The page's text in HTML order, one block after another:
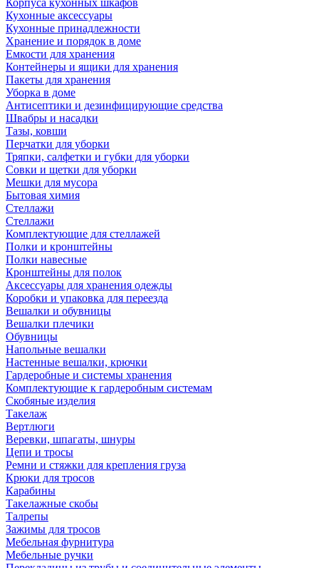
Корпуса кухонных шкафов
Кухонные аксессуары
Кухонные принадлежности
Хранение и порядок в доме
Емкости для хранения
Контейнеры и ящики для хранения
Пакеты для хранения
Уборка в доме
Антисептики и дезинфицирующие средства
Швабры и насадки
Тазы, ковши
Перчатки для уборки
Тряпки, салфетки и губки для уборки
Совки и щетки для уборки
Мешки для мусора
Бытовая химия
Стеллажи
Стеллажи
Комплектующие для стеллажей
Полки и кронштейны
Полки навесные
Кронштейны для полок
Аксессуары для хранения одежды
Коробки и упаковка для переезда
Вешалки и обувницы
Вешалки плечики
Обувницы
Напольные вешалки
Настенные вешалки, крючки
Гардеробные и системы хранения
Комплектующие к гардеробным системам
Скобяные изделия
Такелаж
Вертлюги
Веревки, шпагаты, шнуры
Цепи и тросы
Ремни и стяжки для крепления груза
Крюки для тросов
Карабины
Такелажные скобы
Талрепы
Зажимы для тросов
Мебельная фурнитура
Мебельные ручки